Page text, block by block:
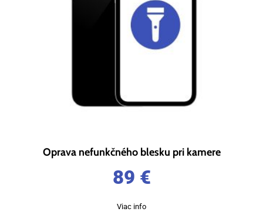
Oprava nefunkčného blesku pri kamere
89 €
Viac info